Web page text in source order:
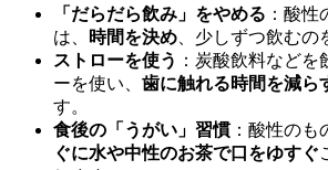
「だらだら飲み」をやめる ：酸
は、
時間を決め 、少しずつ飲むの
ストローを使う ：炭酸飲料などを
ーを使い、 歯に触れる時間を減ら
す。
食後の「うがい」習慣：酸性のも
ぐに水や中性のお茶で口をゆすぐ